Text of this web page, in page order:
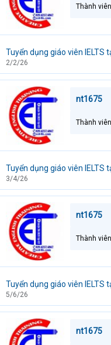
Thành
Tuyển dụng giáo viên IELTS
2/2/26
nt1675
Thành
Tuyển dụng giáo viên IELTS
3/4/26
nt1675
Thành
Tuyển dụng giáo viên IELTS
5/6/26
nt1675